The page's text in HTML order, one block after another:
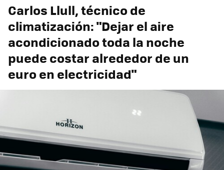
Carlos Llull, técnico de
climatización: "Dejar el aire
acondicionado toda la noche
puede costar alrededor de un
euro en electricidad"